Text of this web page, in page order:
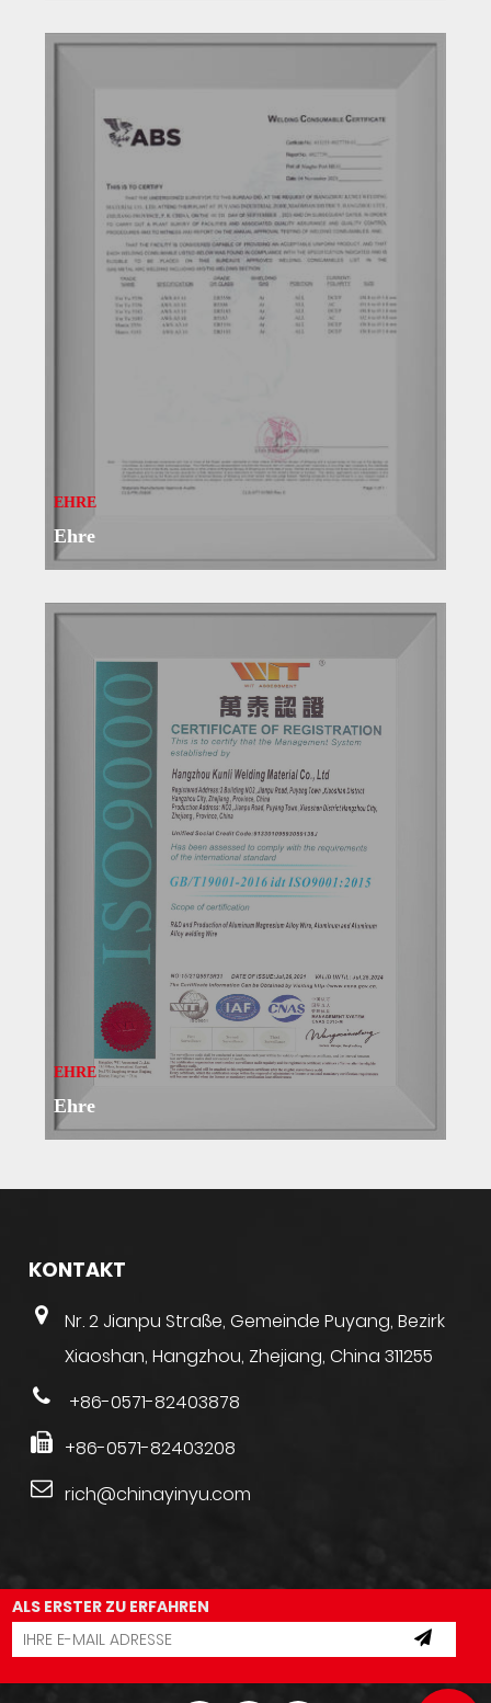
EHRE
Ehre
EHRE
Ehre
KONTAKT
Nr. 2 Jianpu Straße, Gemeinde Puyang, Bezirk
Xiaoshan, Hangzhou, Zhejiang, China 311255
+86-0571-82403878
+86-0571-82403208
rich@chinayinyu.com
ALS ERSTER ZU ERFAHREN